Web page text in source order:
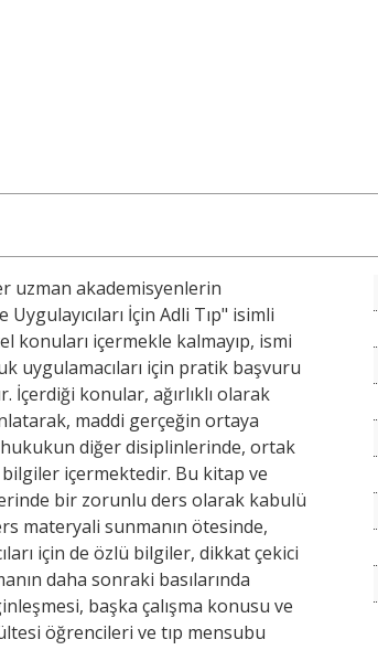
uzman akademisyenlerin
İçin Adli Tıp" isimli
konuları içermekle kalmayıp, ismi
uygulamacıları için pratik başvuru
İçerdiği konular, ağırlıklı olarak
maddi gerçeğin ortaya
diğer disiplinlerinde, ortak
içermektedir. Bu kitap ve
bir zorunlu ders olarak kabulü
materyali sunmanın ötesinde,
için de özlü bilgiler, dikkat çekici
daha sonraki basılarında
başka çalışma konusu ve
öğrencileri ve tıp mensubu